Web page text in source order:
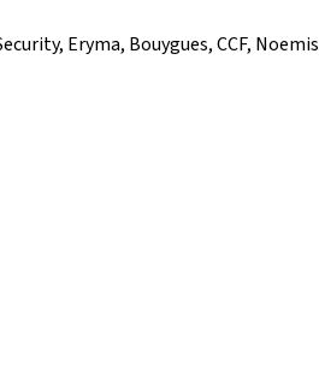
Eryma, Bouygues, CCF, Noemis